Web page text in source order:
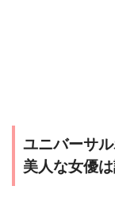
ユニバーサ
美人な女優は